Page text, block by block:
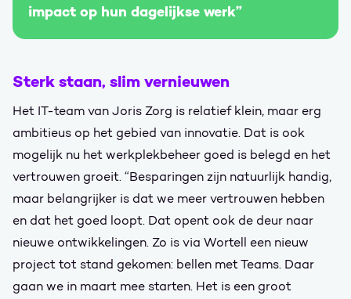
impact op hun dagelijkse werk”
Sterk staan, slim vernieuwen
Het IT-team van Joris Zorg is relatief klein, maar erg
ambitieus op het gebied van innovatie. Dat is ook
mogelijk nu het werkplekbeheer goed is belegd en het
vertrouwen groeit. “Besparingen zijn natuurlijk handig,
maar belangrijker is dat we meer vertrouwen hebben
en dat het goed loopt. Dat opent ook de deur naar
nieuwe ontwikkelingen. Zo is via Wortell een nieuw
project tot stand gekomen: bellen met Teams. Daar
gaan we in maart mee starten. Het is een groot